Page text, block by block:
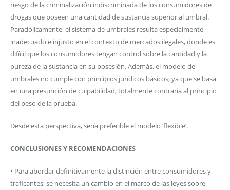
riesgo de la criminalización indiscriminada de los consumidores de
drogas que poseen una cantidad de sustancia superior al umbral.
Paradójicamente, el sistema de umbrales resulta especialmente
inadecuado e injusto en el contexto de mercados ilegales, donde es
difícil que los consumidores tengan control sobre la cantidad y la
pureza de la sustancia en su posesión. Además, el modelo de
umbrales no cumple con principios jurídicos básicos, ya que se basa
en una presunción de culpabilidad, totalmente contraria al principio
del peso de la prueba.
Desde esta perspectiva, sería preferible el modelo ‘flexible’.
CONCLUSIONES Y RECOMENDACIONES
• Para abordar definitivamente la distinción entre consumidores y
traficantes, se necesita un cambio en el marco de las leyes sobre